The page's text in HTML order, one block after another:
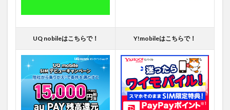
UQ nobileはこちらで！ Y!mobileはこちらで！